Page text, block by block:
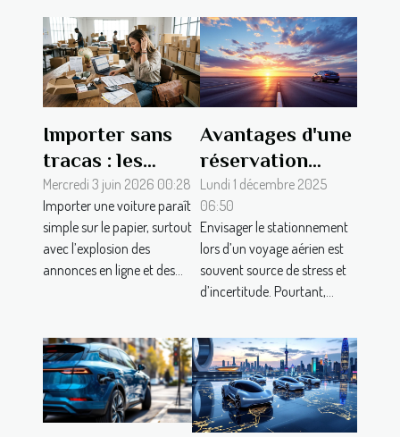
Importer sans
tracas : les
étapes souvent
négligées par les
novices
Mercredi 3 juin 2026 00:28
Importer une voiture paraît
simple sur le papier, surtout
avec l’explosion des
annonces en ligne et des...
Avantages d'une
réservation
anticipée pour
le stationnement
aéroportuaire
Lundi 1 décembre 2025
06:50
Envisager le stationnement
lors d’un voyage aérien est
souvent source de stress et
d’incertitude. Pourtant,...